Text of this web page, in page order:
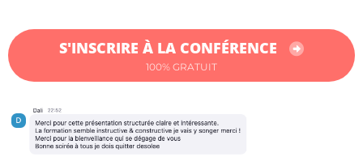
S'INSCRIRE À LA CONFÉRENCE
100% GRATUIT